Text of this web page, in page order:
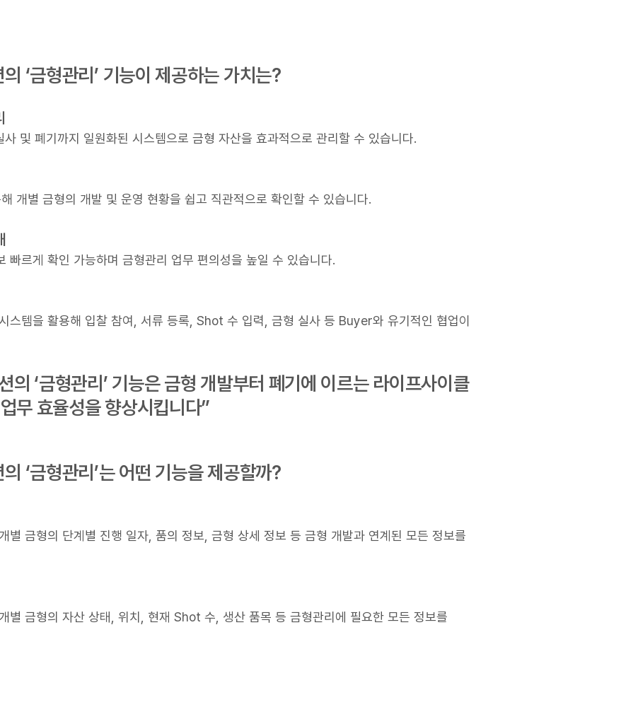
‘금형관리’ 기능이 제공하는 가치는?
및 폐기까지 일원화된 시스템으로 금형 자산을 효과적으로 관리할 수 있습니다.
개별 금형의 개발 및 운영 현황을 쉽고 직관적으로 확인할 수 있습니다.
빠르게 확인 가능하며 금형관리 업무 편의성을 높일 수 있습니다.
스템을 활용해 입찰 참여, 서류 등록, Shot 수 입력, 금형 실사 등 Buyer와 유기적인 협업이
‘금형관리’ 기능은 금형 개발부터 폐기에 이르는 라이프사이클
무 효율성을 향상시킵니다”
‘금형관리’는 어떤 기능을 제공할까?
별 금형의 단계별 진행 일자, 품의 정보, 금형 상세 정보 등 금형 개발과 연계된 모든 정보를
별 금형의 자산 상태, 위치, 현재 Shot 수, 생산 품목 등 금형관리에 필요한 모든 정보를